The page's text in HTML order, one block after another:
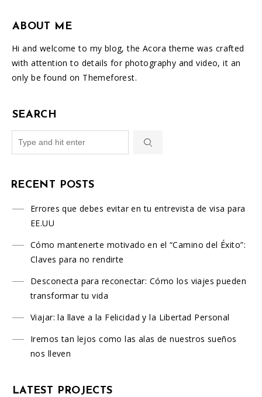
ABOUT ME
Hi and welcome to my blog, the Acora theme was crafted
with attention to details for photography and video, it an
only be found on Themeforest.
SEARCH
RECENT POSTS
Errores que debes evitar en tu entrevista de visa para
EE.UU
Cómo mantenerte motivado en el “Camino del Éxito”:
Claves para no rendirte
Desconecta para reconectar: Cómo los viajes pueden
transformar tu vida
Viajar: la llave a la Felicidad y la Libertad Personal
Iremos tan lejos como las alas de nuestros sueños
nos lleven
LATEST PROJECTS